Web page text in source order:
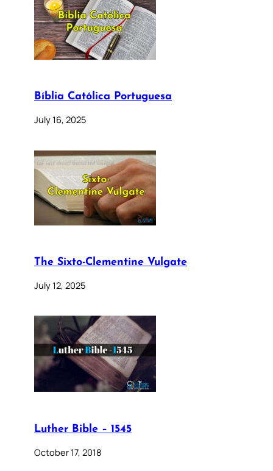
Bíblia Católica Portuguesa
July 16, 2025
The Sixto-Clementine Vulgate
July 12, 2025
Luther Bible – 1545
October 17, 2018